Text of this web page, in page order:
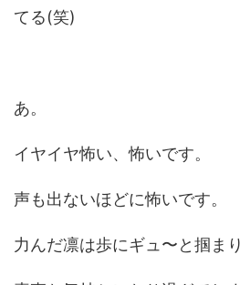
てる(笑)
あ。
イヤイヤ怖い、怖いです。
声も出ないほどに怖いです。
力んだ凛は歩にギュ〜と掴ま